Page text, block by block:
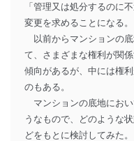
「管理又は処分するのに
変更を求めることになる。
以前からマンションの
て、さまざまな権利が関
傾向があるが、中には権
のもある。
マンションの底地にお
うなもので、どのような
どをもとに検討してみた。